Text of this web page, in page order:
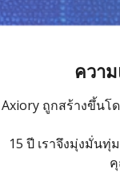
ควา
Axiory ถูกสร้างขึ้นโ
15 ปี เราจึงมุ่งมั่น